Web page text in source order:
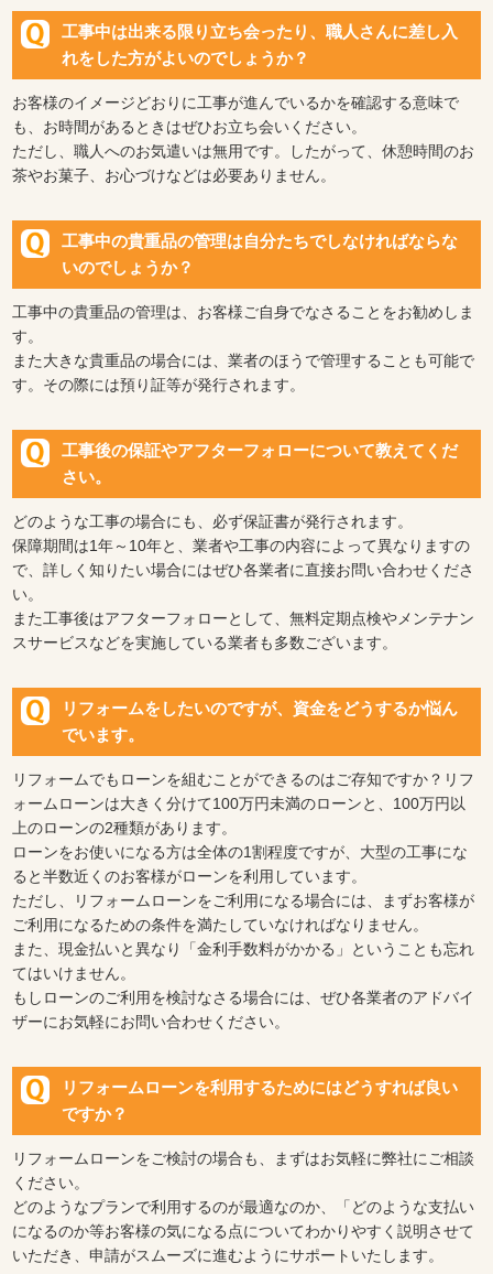
工事中は出来る限り立ち会ったり、職人さんに差し入
れをした方がよいのでしょうか？
お客様のイメージどおりに工事が進んでいるかを確認する意味で
も、お時間があるときはぜひお立ち会いください。
ただし、職人へのお気遣いは無用です。したがって、休憩時間のお
茶やお菓子、お心づけなどは必要ありません。
工事中の貴重品の管理は自分たちでしなければならな
いのでしょうか？
工事中の貴重品の管理は、お客様ご自身でなさることをお勧めしま
す。
また大きな貴重品の場合には、業者のほうで管理することも可能で
す。その際には預り証等が発行されます。
工事後の保証やアフターフォローについて教えてくだ
さい。
どのような工事の場合にも、必ず保証書が発行されます。
保障期間は1年～10年と、業者や工事の内容によって異なりますの
で、詳しく知りたい場合にはぜひ各業者に直接お問い合わせくださ
い。
また工事後はアフターフォローとして、無料定期点検やメンテナン
スサービスなどを実施している業者も多数ございます。
リフォームをしたいのですが、資金をどうするか悩ん
でいます。
リフォームでもローンを組むことができるのはご存知ですか？リフ
ォームローンは大きく分けて100万円未満のローンと、100万円以
上のローンの2種類があります。
ローンをお使いになる方は全体の1割程度ですが、大型の工事にな
ると半数近くのお客様がローンを利用しています。
ただし、リフォームローンをご利用になる場合には、まずお客様が
ご利用になるための条件を満たしていなければなりません。
また、現金払いと異なり「金利手数料がかかる」ということも忘れ
てはいけません。
もしローンのご利用を検討なさる場合には、ぜひ各業者のアドバイ
ザーにお気軽にお問い合わせください。
リフォームローンを利用するためにはどうすれば良い
ですか？
リフォームローンをご検討の場合も、まずはお気軽に弊社にご相談
ください。
どのようなプランで利用するのが最適なのか、「どのような支払い
になるのか等お客様の気になる点についてわかりやすく説明させて
いただき、申請がスムーズに進むようにサポートいたします。